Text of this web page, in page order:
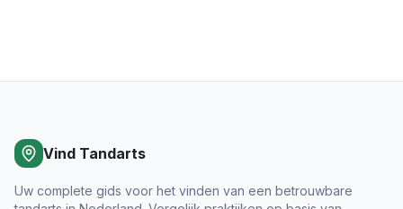
Vind Tandarts
Uw complete gids voor het vinden van een betrouwbare